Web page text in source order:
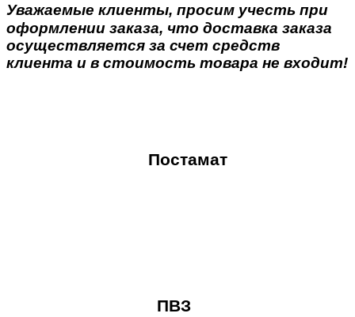
Уважаемые клиенты, просим учесть при
оформлении заказа, что доставка заказа
осуществляется за счет средств
клиента и в стоимость товара не входит!
Постамат
ПВЗ